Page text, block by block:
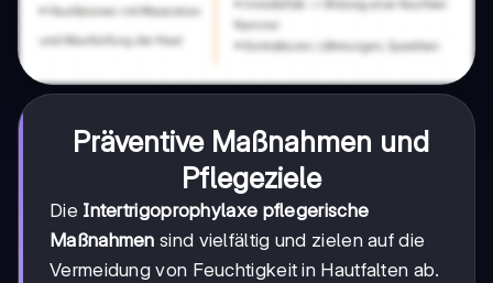
Präventive Maßnahmen und
Pflegeziele
Die Intertrigoprophylaxe pflegerische
Maßnahmen sind vielfältig und zielen auf die
Vermeidung von Feuchtigkeit in Hautfalten ab.